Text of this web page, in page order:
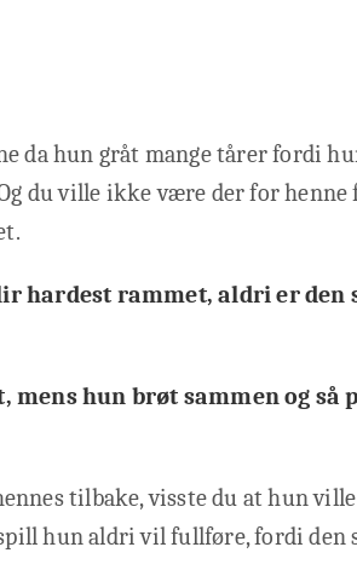
da hun gråt mange tårer fordi
du ville ikke være der for henne
hardest rammet, aldri er den
hun brøt sammen og så
tilbake, visste du at hun
hun aldri vil fullføre, fordi den